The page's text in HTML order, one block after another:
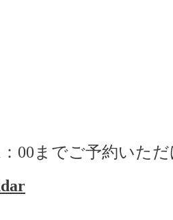
： 00 までご予約いただ